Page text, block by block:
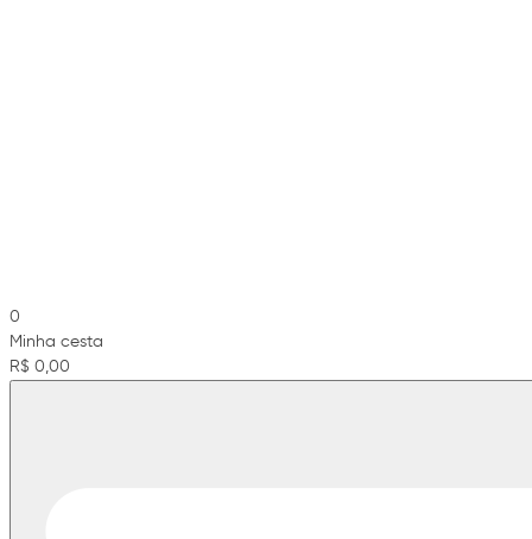
0
Minha cesta
R$ 0,00